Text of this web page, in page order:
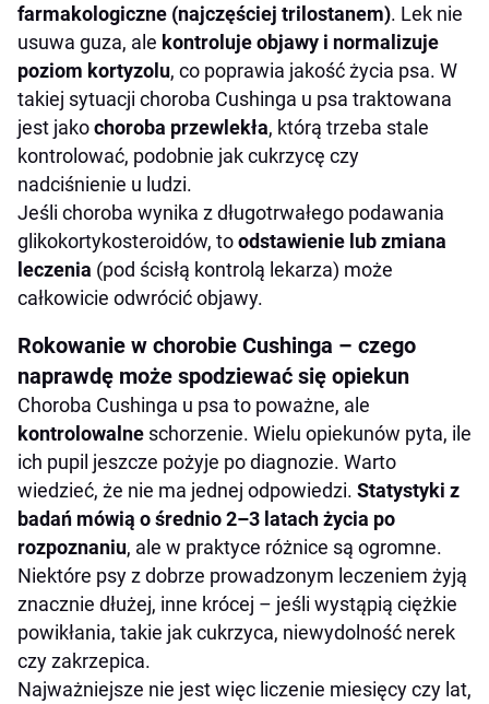
farmakologiczne (najczęściej trilostanem). Lek nie
usuwa guza, ale kontroluje objawy i normalizuje
poziom kortyzolu, co poprawia jakość życia psa. W
takiej sytuacji choroba Cushinga u psa traktowana
jest jakochoroba przewlekła, którą trzeba stale
kontrolować, podobnie jak cukrzycę czy
nadciśnienie u ludzi.
Jeśli choroba wynika z długotrwałego podawania
glikokortykosteroidów, toodstawienie lub zmiana
leczenia (pod ścisłą kontrolą lekarza) może
całkowicie odwrócić objawy.
Rokowanie w chorobie Cushinga – czego
naprawdę może spodziewać się opiekun
Choroba Cushinga u psa to poważne, ale
kontrolowalne schorzenie. Wielu opiekunów pyta, ile
ich pupil jeszcze pożyje po diagnozie. Warto
wiedzieć, że nie ma jednej odpowiedzi. Statystyki z
badań mówią o średnio 2–3 latach życia po
rozpoznaniu, ale w praktyce różnice są ogromne.
Niektóre psy z dobrze prowadzonym leczeniem żyją
znacznie dłużej, inne krócej – jeśli wystąpią ciężkie
powikłania, takie jak cukrzyca, niewydolność nerek
czy zakrzepica.
Najważniejsze nie jest więc liczenie miesięcy czy lat,